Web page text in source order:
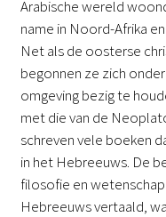
Arabische wereld
name in Noord-Afrika
Net als de oosterse
begonnen ze zich
omgeving bezig te
met die van de
schreven vele boeken
in het Hebreeuws. De
filosofie en
Hebreeuws vertaald,